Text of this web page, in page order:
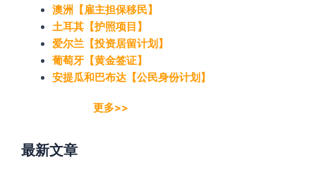
澳洲【雇主担保移民】
土耳其【护照项目】
爱尔兰【投资居留计划】
葡萄牙【黄金签证】
安提瓜和巴布达【公民身份计划】
更多>>
最新文章